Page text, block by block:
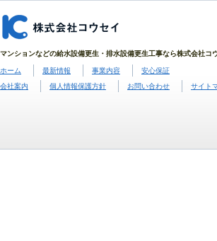
マンションなどの給水設備更生・排水設備更生工事なら株式会社コ
ホーム 最新情報 事業内容
安心保証
会社案内
個人情報保護方針 お問い合わせ サイト